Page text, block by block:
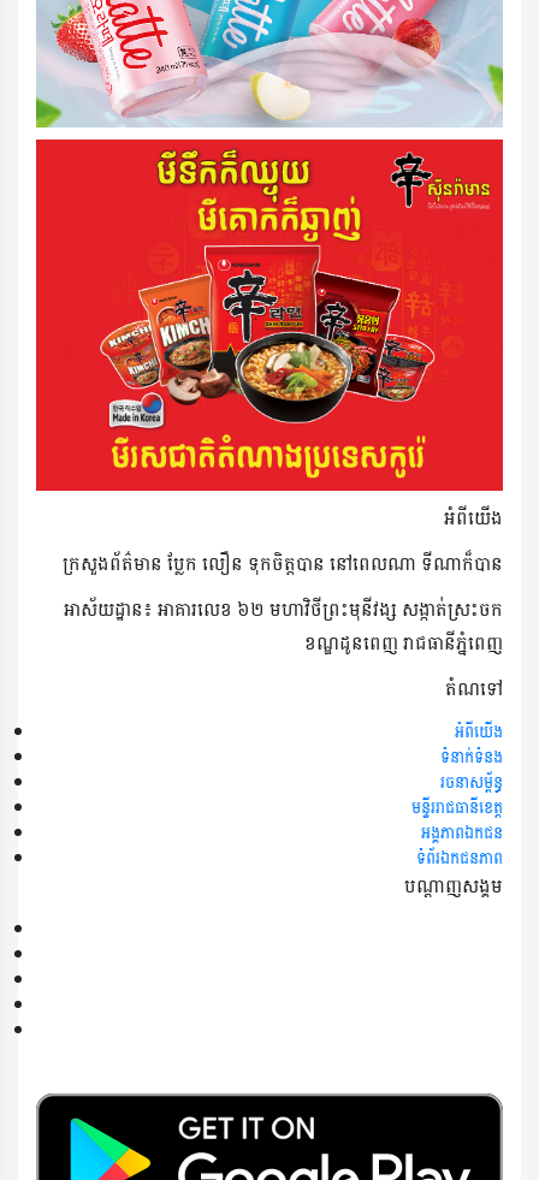
អំពីយើង
ក្រសួងព័ត៌មាន ប្លែក លឿន ទុកចិត្តបាន នៅពេលណា ទីណាក៏បាន
អាស័យដ្ឋាន៖ អាគារលេខ ៦២ មហាវិថី​ព្រះ​មុនីវង្ស សង្កាត់ស្រះចក​
ខណ្ឌដូនពេញ រាជធានីភ្នំពេញ
តំណទៅ
អំពី​​យើង
ទំនាក់ទំនង
រចនាសម្ព័ន្ធ
មន្ទីររាជធានីខេត្ត
អង្គភាពឯកជន
ទំព័រឯកជនភាព
បណ្តាញសង្គម